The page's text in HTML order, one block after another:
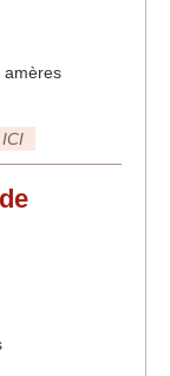
amères
ICI
de